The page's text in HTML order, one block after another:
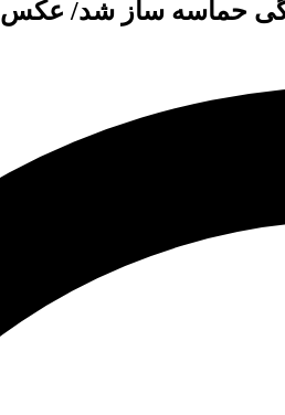
حماسه ساز شد/ عکس